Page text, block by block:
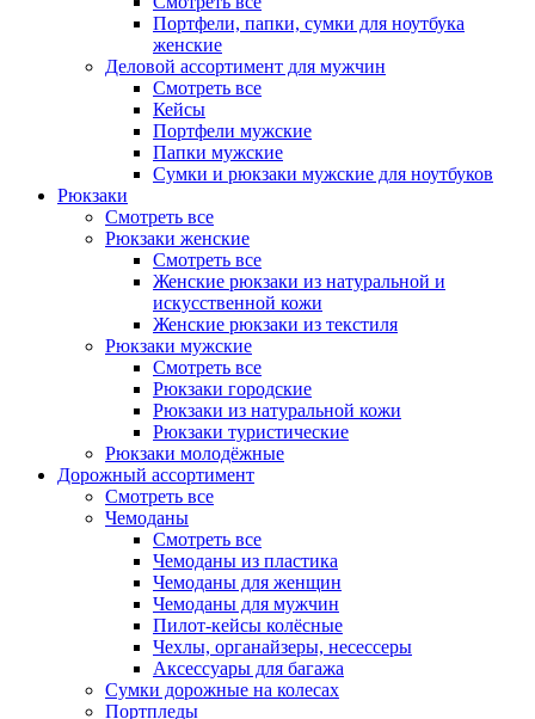
Портфели, папки, сумки для ноутбука
женские
Деловой ассортимент для мужчин
Смотреть все
Кейсы
Портфели мужские
Папки мужские
Сумки и рюкзаки мужские для ноутбуков
Рюкзаки
Смотреть все
Рюкзаки женские
Смотреть все
Женские рюкзаки из натуральной и
искусственной кожи
Женские рюкзаки из текстиля
Рюкзаки мужские
Смотреть все
Рюкзаки городские
Рюкзаки из натуральной кожи
Рюкзаки туристические
Рюкзаки молодёжные
Дорожный ассортимент
Смотреть все
Чемоданы
Смотреть все
Чемоданы из пластика
Чемоданы для женщин
Чемоданы для мужчин
Пилот-кейсы колёсные
Чехлы, органайзеры, несессеры
Аксессуары для багажа
Сумки дорожные на колесах
Портпледы